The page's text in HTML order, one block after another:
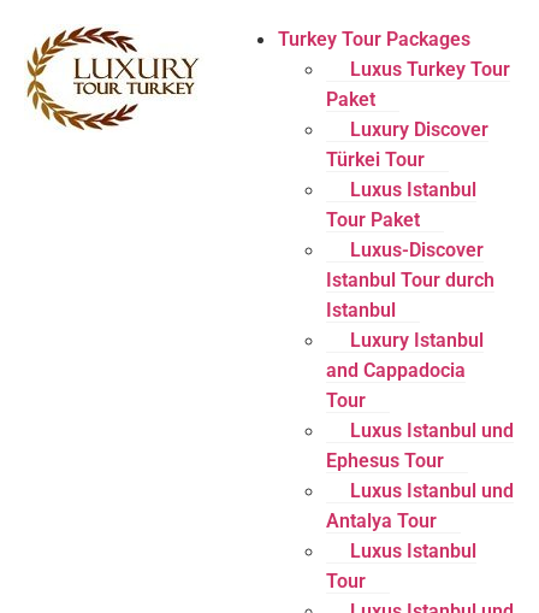
Turkey Tour Packages
Luxus Turkey Tour
Paket
Luxury Discover
Türkei Tour
Luxus Istanbul
Tour Paket
Luxus-Discover
Istanbul Tour durch
Istanbul
Luxury Istanbul
and Cappadocia
Tour
Luxus Istanbul und
Ephesus Tour
Luxus Istanbul und
Antalya Tour
Luxus Istanbul
Tour